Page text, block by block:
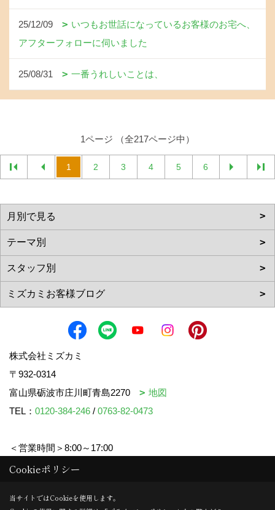
25/12/09
いつもお世話になっているお客様のお宅へ、
アフターフォローに伺いました
25/08/31 一番うれしいことは、
1ページ （全217ページ中）
1 2 3 4 5 6
株式会社ミズカミ
〒932-0314
富山県砺波市庄川町青島2270
地図
TEL： 0120-384-246 / 0763-82-0473
＜営業時間＞8:00～17:00
＜定休日＞水曜日・祝日
Cookieポリシー
当サイトではCookieを使用します。